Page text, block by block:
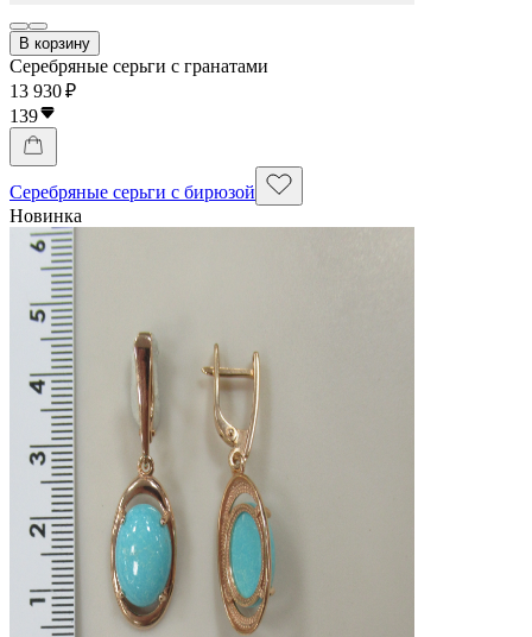
В корзину
Серебряные серьги с гранатами
13 930 ₽
139
Серебряные серьги с бирюзой
Новинка